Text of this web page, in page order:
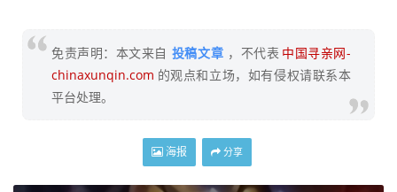
免责声明：本文来自 投稿文章 ，不代表 中国寻亲网-
chinaxunqin.com 的观点和立场，如有侵权请联系本
平台处理。
海报 分享